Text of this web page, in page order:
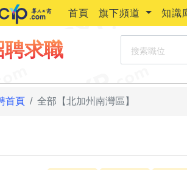
首頁 旗下頻道 知識
聘求職
首頁 全部【北加州南灣區】